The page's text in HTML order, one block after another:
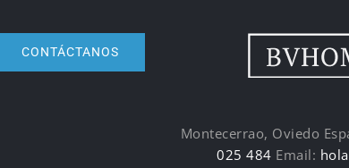
CONTÁCTANOS
Montecerrao, Oviedo
025 484 Email: